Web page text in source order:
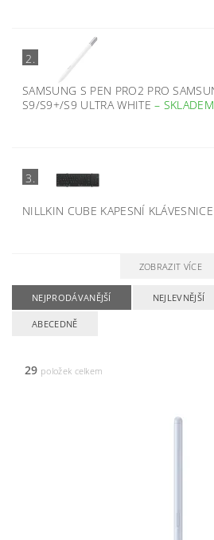
2.
SAMSUNG S PEN PRO2 PRO
S9/S9+/S9 ULTRA WHITE– SKLADEM
3.
NILLKIN CUBE KAPESNÍ
ZOBRAZIT VÍCE
NEJPRODÁVANĚJŠÍ NEJLEVNĚJŠÍ
ABECEDNĚ
29 položek celkem